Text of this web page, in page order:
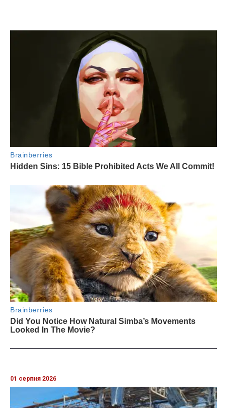
01 серпня 2026